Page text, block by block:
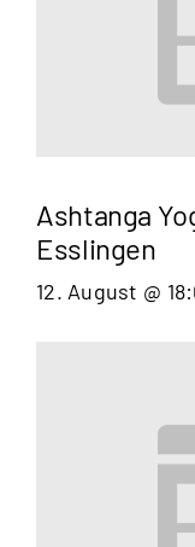
Ashtanga
Esslingen
12. August @